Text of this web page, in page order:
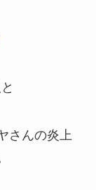
さんの炎上